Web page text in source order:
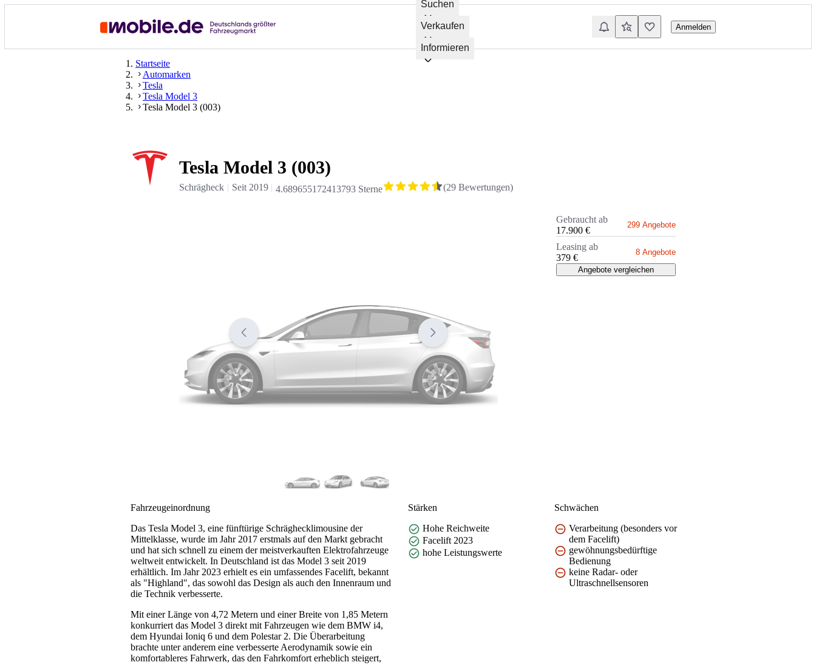
Suchen
Verkaufen
Informieren
Anmelden
Startseite
Automarken
Tesla
Tesla Model 3
Tesla Model 3 (003)
Tesla Model 3 (003)
Schrägheck Seit 2019 4.689655172413793 Sterne (29 Bewertungen)
Gebraucht ab
17.900 €
299 Angebote
Leasing ab
379 €
8 Angebote
Angebote vergleichen
Fahrzeugeinordnung
Das Tesla Model 3, eine fünftürige Schräghecklimousine der
Mittelklasse, wurde im Jahr 2017 erstmals auf den Markt gebracht
und hat sich schnell zu einem der meistverkauften Elektrofahrzeuge
weltweit entwickelt. In Deutschland ist das Model 3 seit 2019
erhältlich. Im Jahr 2023 erhielt es ein umfassendes Facelift, bekannt
als "Highland", das sowohl das Design als auch den Innenraum und
die Technik verbesserte.
Mit einer Länge von 4,72 Metern und einer Breite von 1,85 Metern
konkurriert das Model 3 direkt mit Fahrzeugen wie dem BMW i4,
dem Hyundai Ioniq 6 und dem Polestar 2. Die Überarbeitung
brachte unter anderem eine verbesserte Aerodynamik sowie ein
komfortableres Fahrwerk, das den Fahrkomfort erheblich steigert,
Stärken
Hohe Reichweite
Facelift 2023
hohe Leistungswerte
Schwächen
Verarbeitung (besonders vor
dem Facelift)
gewöhnungsbedürftige
Bedienung
keine Radar- oder
Ultraschnellsensoren